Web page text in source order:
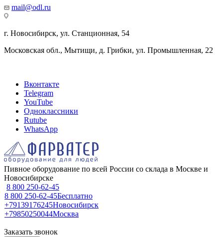
mail@odl.ru
г. Новосибирск, ул. Станционная, 54
Московская обл., Мытищи, д. Грибки, ул. Промышленная, 22
Вконтакте
Telegram
YouTube
Одноклассники
Rutube
WhatsApp
Пивное оборудование по всей России со склада в Москве и
Новосибирске
8 800 250-62-45
8 800 250-62-45Бесплатно
+79139176245Новосибирск
+79850250044Москва
Заказать звонок